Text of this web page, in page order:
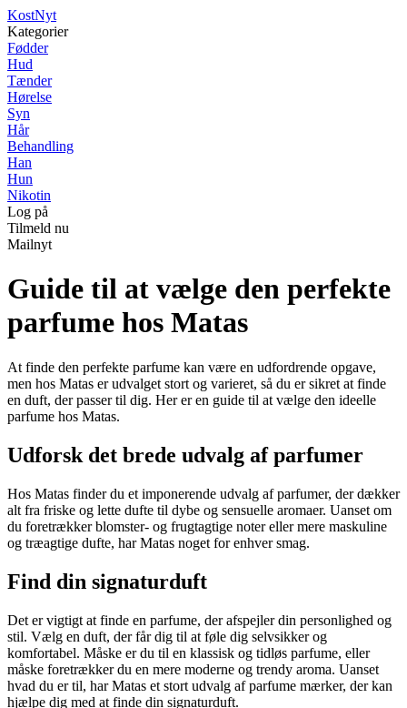
KostNyt
Kategorier
Fødder
Hud
Tænder
Hørelse
Syn
Hår
Behandling
Han
Hun
Nikotin
Log på
Tilmeld nu
Mailnyt
Guide til at vælge den perfekte
parfume hos Matas
At finde den perfekte parfume kan være en udfordrende opgave,
men hos Matas er udvalget stort og varieret, så du er sikret at finde
en duft, der passer til dig. Her er en guide til at vælge den ideelle
parfume hos Matas.
Udforsk det brede udvalg af parfumer
Hos Matas finder du et imponerende udvalg af parfumer, der dækker
alt fra friske og lette dufte til dybe og sensuelle aromaer. Uanset om
du foretrækker blomster- og frugtagtige noter eller mere maskuline
og træagtige dufte, har Matas noget for enhver smag.
Find din signaturduft
Det er vigtigt at finde en parfume, der afspejler din personlighed og
stil. Vælg en duft, der får dig til at føle dig selvsikker og
komfortabel. Måske er du til en klassisk og tidløs parfume, eller
måske foretrækker du en mere moderne og trendy aroma. Uanset
hvad du er til, har Matas et stort udvalg af parfume mærker, der kan
hjælpe dig med at finde din signaturduft.